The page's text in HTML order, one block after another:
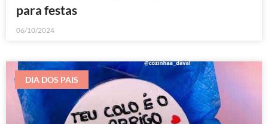
para festas
06/10/2024
DIA DOS PAIS